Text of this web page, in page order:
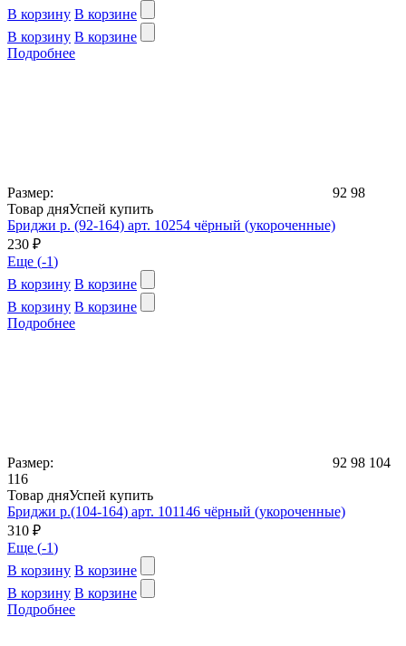
В корзину В корзине
В корзину В корзине
Подробнее
Размер: 92 98
Товар дняУспей купить
Бриджи р. (92-164) арт. 10254 чёрный (укороченные)
230 ₽
Еще (-1)
В корзину В корзине
В корзину В корзине
Подробнее
Размер: 92 98 104
116
Товар дняУспей купить
Бриджи р.(104-164) арт. 101146 чёрный (укороченные)
310 ₽
Еще (-1)
В корзину В корзине
В корзину В корзине
Подробнее